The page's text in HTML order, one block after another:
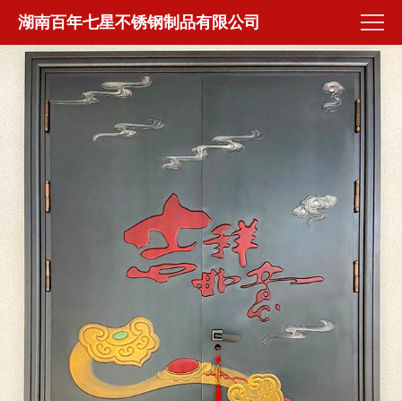
湖南百年七星不锈钢制品有限公司